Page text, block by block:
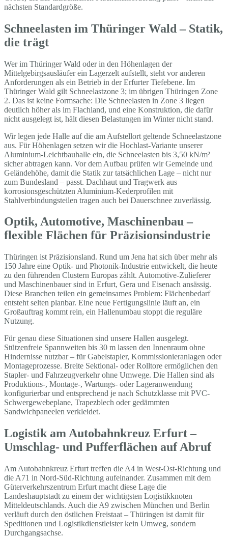
nächsten Standardgröße.
Schneelasten im Thüringer Wald – Statik,
die trägt
Wer im Thüringer Wald oder in den Höhenlagen der
Mittelgebirgsausläufer ein Lagerzelt aufstellt, steht vor anderen
Anforderungen als ein Betrieb in der Erfurter Tiefebene. Im
Thüringer Wald gilt Schneelastzone 3; im übrigen Thüringen Zone
2. Das ist keine Formsache: Die Schneelasten in Zone 3 liegen
deutlich höher als im Flachland, und eine Konstruktion, die dafür
nicht ausgelegt ist, hält diesen Belastungen im Winter nicht stand.
Wir legen jede Halle auf die am Aufstellort geltende Schneelastzone
aus. Für Höhenlagen setzen wir die Hochlast-Variante unserer
Aluminium-Leichtbauhalle ein, die Schneelasten bis 3,50 kN/m²
sicher abtragen kann. Vor dem Aufbau prüfen wir Gemeinde und
Geländehöhe, damit die Statik zur tatsächlichen Lage – nicht nur
zum Bundesland – passt. Dachhaut und Tragwerk aus
korrosionsgeschützten Aluminium-Kederprofilen mit
Stahlverbindungsteilen tragen auch bei Dauerschnee zuverlässig.
Optik, Automotive, Maschinenbau –
flexible Flächen für Präzisionsindustrie
Thüringen ist Präzisionsland. Rund um Jena hat sich über mehr als
150 Jahre eine Optik- und Photonik-Industrie entwickelt, die heute
zu den führenden Clustern Europas zählt. Automotive-Zulieferer
und Maschinenbauer sind in Erfurt, Gera und Eisenach ansässig.
Diese Branchen teilen ein gemeinsames Problem: Flächenbedarf
entsteht selten planbar. Eine neue Fertigungslinie läuft an, ein
Großauftrag kommt rein, ein Hallenumbau stoppt die reguläre
Nutzung.
Für genau diese Situationen sind unsere Hallen ausgelegt.
Stützenfreie Spannweiten bis 30 m lassen den Innenraum ohne
Hindernisse nutzbar – für Gabelstapler, Kommissionieranlagen oder
Montageprozesse. Breite Sektional- oder Rolltore ermöglichen den
Stapler- und Fahrzeugverkehr ohne Umwege. Die Hallen sind als
Produktions-, Montage-, Wartungs- oder Lageranwendung
konfigurierbar und entsprechend je nach Schutzklasse mit PVC-
Schwergewebeplane, Trapezblech oder gedämmten
Sandwichpaneelen verkleidet.
Logistik am Autobahnkreuz Erfurt –
Umschlag- und Pufferflächen auf Abruf
Am Autobahnkreuz Erfurt treffen die A4 in West-Ost-Richtung und
die A71 in Nord-Süd-Richtung aufeinander. Zusammen mit dem
Güterverkehrszentrum Erfurt macht diese Lage die
Landeshauptstadt zu einem der wichtigsten Logistikknoten
Mitteldeutschlands. Auch die A9 zwischen München und Berlin
verläuft durch den östlichen Freistaat – Thüringen ist damit für
Speditionen und Logistikdienstleister kein Umweg, sondern
Durchgangsachse.